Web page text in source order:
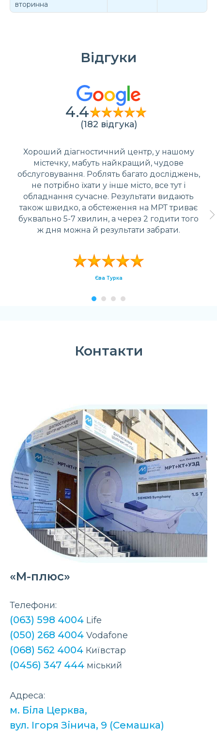
вторинна
Відгуки
4.4
(182 відгука)
Хороший діагностичний центр, у нашому
містечку, мабуть найкращий, чудове
обслуговування. Роблять багато досліджень,
не потрібно їхати у інше місто, все тут і
обладнання сучасне. Результати видають
також швидко, а обстеження на МРТ триває
буквально 5-7 хвилин, а через 2 годити того
ж дня можна й результати забрати.
Єва Турка
Контакти
«М-плюс»
Телефони:
(063) 598 4004 Life
(050) 268 4004 Vodafone
(068) 562 4004 Київстар
(0456) 347 444 міський
Адреса:
м. Біла Церква,
вул. Ігоря Зінича, 9 (Семашка)